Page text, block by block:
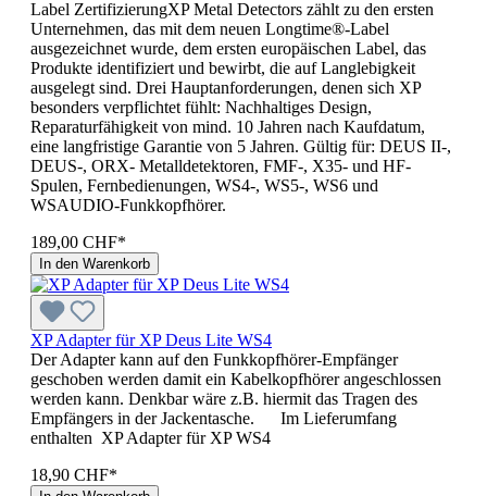
Label ZertifizierungXP Metal Detectors zählt zu den ersten
Unternehmen, das mit dem neuen Longtime®-Label
ausgezeichnet wurde, dem ersten europäischen Label, das
Produkte identifiziert und bewirbt, die auf Langlebigkeit
ausgelegt sind. Drei Hauptanforderungen, denen sich XP
besonders verpflichtet fühlt: Nachhaltiges Design,
Reparaturfähigkeit von mind. 10 Jahren nach Kaufdatum,
eine langfristige Garantie von 5 Jahren. Gültig für: DEUS II-,
DEUS-, ORX- Metalldetektoren, FMF-, X35- und HF-
Spulen, Fernbedienungen, WS4-, WS5-, WS6 und
WSAUDIO-Funkkopfhörer.
189,00 CHF*
In den Warenkorb
XP Adapter für XP Deus Lite WS4
Der Adapter kann auf den Funkkopfhörer-Empfänger
geschoben werden damit ein Kabelkopfhörer angeschlossen
werden kann. Denkbar wäre z.B. hiermit das Tragen des
Empfängers in der Jackentasche. Im Lieferumfang
enthalten XP Adapter für XP WS4
18,90 CHF*